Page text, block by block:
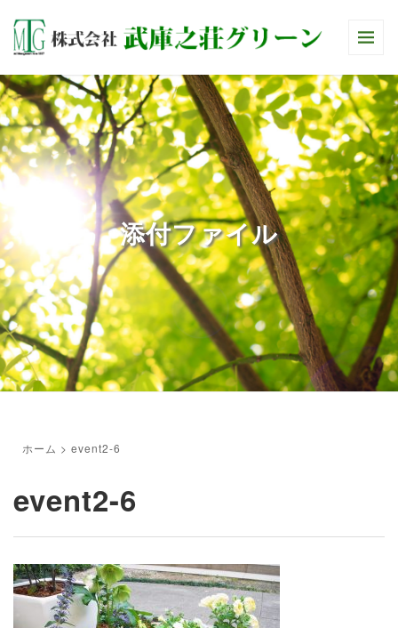
添付ファイル
ホーム > event2-6
event2-6